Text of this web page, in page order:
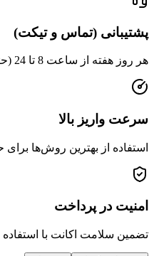
پشتیبانی (تماس و تیکت)
هر روز هفته از ساعت 8 تا 24 (حتی روزهای تعطیل)
سرعت واریز بالا
استفاده از بهترین روش‌ها
امنیت در پرداخت
تضمین سلامت اکانت با